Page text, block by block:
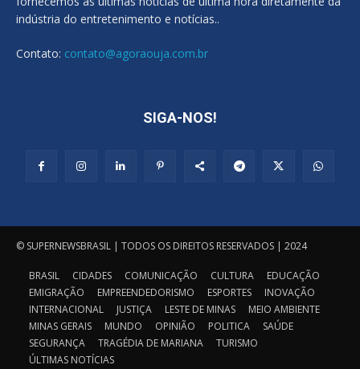
indústria do entretenimento e notícias..
Contato: contato@agoraouja.com.br
SIGA-NOS!
© SUPERNEWSBRASIL | TODOS OS DIREITOS RESERVADOS | 2024
BRASIL CIDADES COMUNICAÇÃO CULTURA
EDUCAÇÃO
EMIGRAÇÃO
EMPREENDEDORISMO ESPORTES
INOVAÇÃO
INTERNACIONAL
JUSTIÇA LESTE DE MINAS
MEIO AMBIENTE
MINAS GERAIS
MUNDO OPINIÃO POLITICA
SAÚDE
SEGURANÇA
TRAGÉDIA DE MARIANA
TURISMO
ÚLTIMAS NOTÍCIAS